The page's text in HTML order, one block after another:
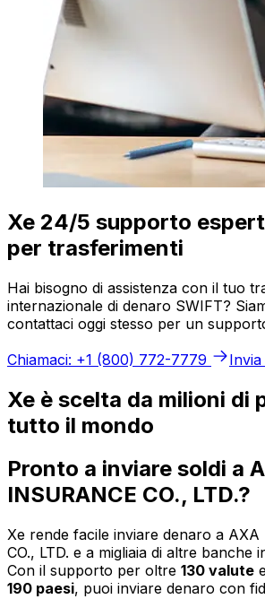
Xe 24/5 supporto
per trasferimenti
Hai bisogno di assistenza con il tuo
internazionale di denaro SWIFT?
contattaci oggi stesso per un
Chiamaci: +1 (800) 772-7779
Xe è scelta da milioni di
tutto il mondo
Pronto a inviare soldi a
INSURANCE CO., LTD.?
Xe rende facile inviare denaro a AXA
CO., LTD. e a migliaia di altre banche
Con il supporto per oltre 130 valute
190 paesi, puoi inviare denaro con